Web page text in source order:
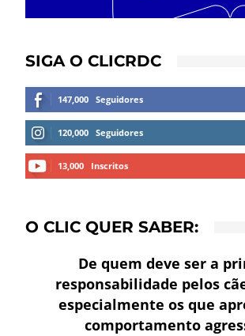
SIGA O CLICRDC
147,000 Seguidores
120,000 Seguidores
13,000 Inscritos
O CLIC QUER SABER:
De quem deve ser a
responsabilidade pelos
especialmente os que
comportamento